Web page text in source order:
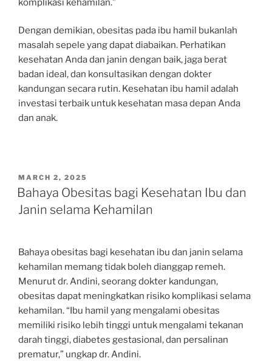
Dengan demikian, obesitas pada ibu hamil bukanlah
masalah sepele yang dapat diabaikan. Perhatikan
kesehatan Anda dan janin dengan baik, jaga berat
badan ideal, dan konsultasikan dengan dokter
kandungan secara rutin. Kesehatan ibu hamil adalah
investasi terbaik untuk kesehatan masa depan Anda
dan anak.
POSTED
ON
MARCH 2, 2025
Bahaya Obesitas bagi Kesehatan Ibu dan
Janin selama Kehamilan
Bahaya obesitas bagi kesehatan ibu dan janin selama
kehamilan memang tidak boleh dianggap remeh.
Menurut dr. Andini, seorang dokter kandungan,
obesitas dapat meningkatkan risiko komplikasi selama
kehamilan. “Ibu hamil yang mengalami obesitas
memiliki risiko lebih tinggi untuk mengalami tekanan
darah tinggi, diabetes gestasional, dan persalinan
prematur,” ungkap dr. Andini.